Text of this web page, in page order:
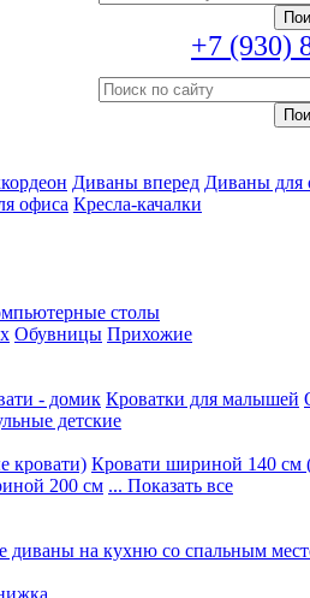
+7 (930)
Диваны вперед Диваны для
офиса Кресла-качалки
столы
Обувницы Прихожие
- домик Кроватки для малышей
детские
кровати) Кровати шириной 140 см
200 см ... Показать все
диваны на кухню со спальным